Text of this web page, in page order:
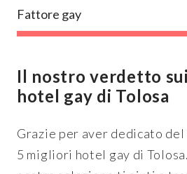
Fattore gay
Il nostro verdetto
hotel gay di Tolosa
Grazie per aver dedicato
5 migliori hotel gay di